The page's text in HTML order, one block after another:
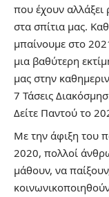
που έχουν αλλάξει
στα σπίτια μας.
μπαίνουμε στο
μια βαθύτερη
μας στην
7 Τάσεις Διακ
Δείτε Παντού το
Με την άφιξη του
2020, πολλοί
μάθουν, να